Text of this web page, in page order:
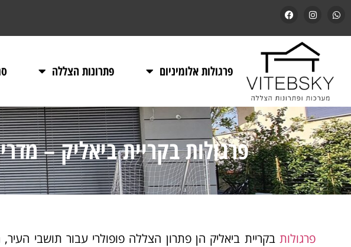
פרגולות אלומיניום פתרונות הצללה
פרגולות בקריית ביאליק –
פרגולות בקריית ביאליק הן פתרון הצללה פופולרי עבור תושבי